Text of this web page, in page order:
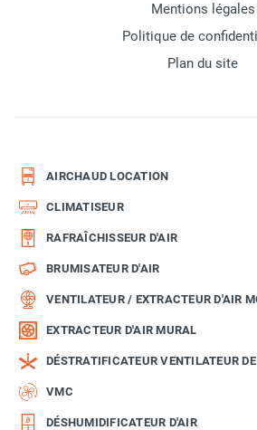
Mentions légales
Politique de
Plan du site
AIRCHAUD LOCATION
CLIMATISEUR
RAFRAÎCHISSEUR D'AIR
BRUMISATEUR D'AIR
VENTILATEUR / EXTRACTEUR D'AIR
EXTRACTEUR D'AIR MURAL
DÉSTRATIFICATEUR VENTILATEUR
VMC
DÉSHUMIDIFICATEUR D'AIR